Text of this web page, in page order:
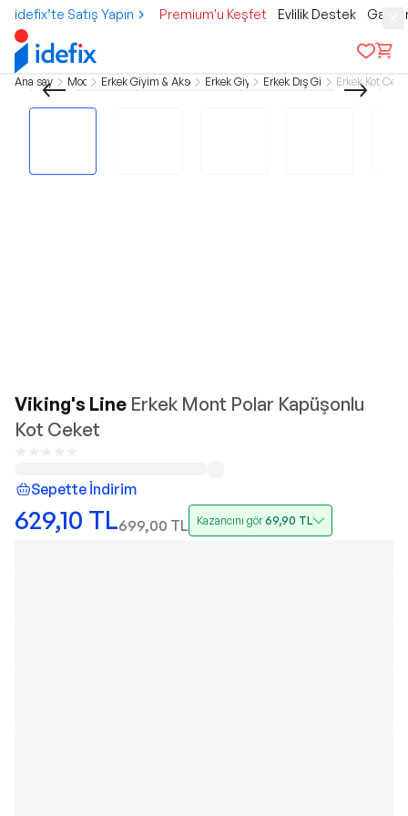
idefix’te Satış Yapın Premium'u Keşfet Evlilik Destek
Ana sayfa Moda Erkek Giyim & AksesuarErkek Giyim Erkek Dış GiyimErkek Kot
Viking's Line Erkek Mont Polar Kapüşonlu
Kot Ceket
Sepette İndirim
629,10 TL699,00 TL Kazancını gör69,90 TL